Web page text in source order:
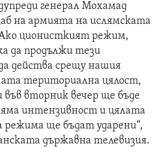
генерал Мохамад
на армията на ислямската
ционисткият режим,
да продължи тези
действа срещу нашия
териториална цялост,
вторник вечер ще бъде
интензивност и цялата
ще бъдат ударени“,
държавна телевизия.